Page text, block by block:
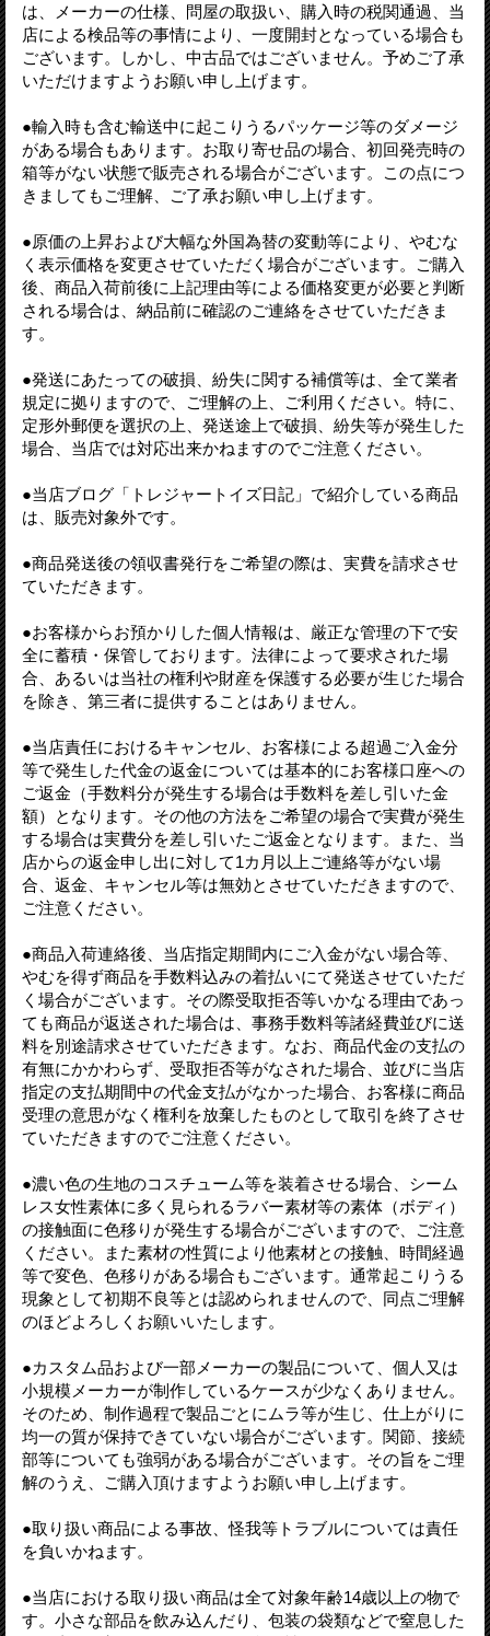
は、メーカーの仕様、問屋の取扱い、購入時の税関通過、当
店による検品等の事情により、一度開封となっている場合も
ございます。しかし、中古品ではございません。予めご了承
いただけますようお願い申し上げます。
●輸入時も含む輸送中に起こりうるパッケージ等のダメージ
がある場合もあります。お取り寄せ品の場合、初回発売時の
箱等がない状態で販売される場合がございます。この点につ
きましてもご理解、ご了承お願い申し上げます。
●原価の上昇および大幅な外国為替の変動等により、やむな
く表示価格を変更させていただく場合がございます。ご購入
後、商品入荷前後に上記理由等による価格変更が必要と判断
される場合は、納品前に確認のご連絡をさせていただきま
す。
●発送にあたっての破損、紛失に関する補償等は、全て業者
規定に拠りますので、ご理解の上、ご利用ください。特に、
定形外郵便を選択の上、発送途上で破損、紛失等が発生した
場合、当店では対応出来かねますのでご注意ください。
●当店ブログ「トレジャートイズ日記」で紹介している商品
は、販売対象外です。
●商品発送後の領収書発行をご希望の際は、実費を請求させ
ていただきます。
●お客様からお預かりした個人情報は、厳正な管理の下で安
全に蓄積・保管しております。法律によって要求された場
合、あるいは当社の権利や財産を保護する必要が生じた場合
を除き、第三者に提供することはありません。
●当店責任におけるキャンセル、お客様による超過ご入金分
等で発生した代金の返金については基本的にお客様口座への
ご返金（手数料分が発生する場合は手数料を差し引いた金
額）となります。その他の方法をご希望の場合で実費が発生
する場合は実費分を差し引いたご返金となります。また、当
店からの返金申し出に対して1カ月以上ご連絡等がない場
合、返金、キャンセル等は無効とさせていただきますので、
ご注意ください。
●商品入荷連絡後、当店指定期間内にご入金がない場合等、
やむを得ず商品を手数料込みの着払いにて発送させていただ
く場合がございます。その際受取拒否等いかなる理由であっ
ても商品が返送された場合は、事務手数料等諸経費並びに送
料を別途請求させていただきます。なお、商品代金の支払の
有無にかかわらず、受取拒否等がなされた場合、並びに当店
指定の支払期間中の代金支払がなかった場合、お客様に商品
受理の意思がなく権利を放棄したものとして取引を終了させ
ていただきますのでご注意ください。
●濃い色の生地のコスチューム等を装着させる場合、シーム
レス女性素体に多く見られるラバー素材等の素体（ボディ）
の接触面に色移りが発生する場合がございますので、ご注意
ください。また素材の性質により他素材との接触、時間経過
等で変色、色移りがある場合もございます。通常起こりうる
現象として初期不良等とは認められませんので、同点ご理解
のほどよろしくお願いいたします。
●カスタム品および一部メーカーの製品について、個人又は
小規模メーカーが制作しているケースが少なくありません。
そのため、制作過程で製品ごとにムラ等が生じ、仕上がりに
均一の質が保持できていない場合がございます。関節、接続
部等についても強弱がある場合がございます。その旨をご理
解のうえ、ご購入頂けますようお願い申し上げます。
●取り扱い商品による事故、怪我等トラブルについては責任
を負いかねます。
●当店における取り扱い商品は全て対象年齢14歳以上の物で
す。小さな部品を飲み込んだり、包装の袋類などで窒息した